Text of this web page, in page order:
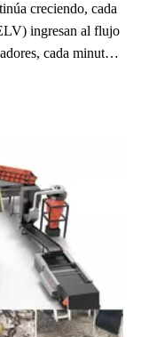
creciendo, cada
ingresan al flujo
cada minuto
Una trituradora
los vehículos al final
que hace que la
En muchas
la que determina la
siguientes
paso a paso y
mejorar la